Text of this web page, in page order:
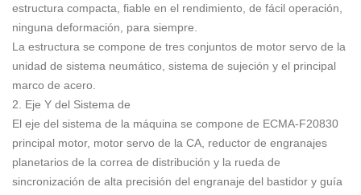
estructura compacta, fiable en el rendimiento, de fácil operación,
ninguna deformación, para siempre.
La estructura se compone de tres conjuntos de motor servo de la
unidad de sistema neumático, sistema de sujeción y el principal
marco de acero.
2. Eje Y del Sistema de
El eje del sistema de la máquina se compone de ECMA-F20830
principal motor, motor servo de la CA, reductor de engranajes
planetarios de la correa de distribución y la rueda de
sincronización de alta precisión del engranaje del bastidor y guía